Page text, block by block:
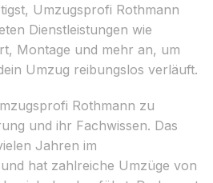
Umzugsprofi Rothmann
Dienstleistungen wie
Montage und mehr an, um
Umzug reibungslos verläuft.
Rothmann zu
und ihr Fachwissen. Das
Jahren im
hat zahlreiche Umzüge von